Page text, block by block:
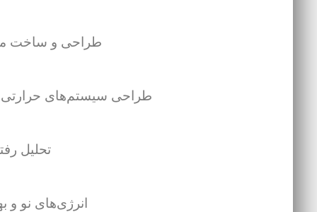
طراحی و ساخت
طراحی سیستم‌های حرارتی
تحلیل
انرژی‌های نو و